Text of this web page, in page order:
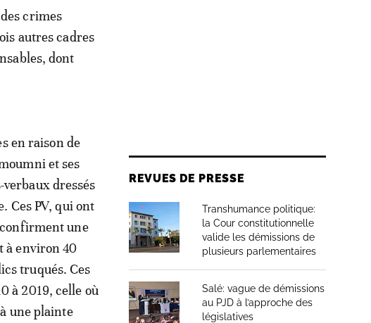
crimes
autres cadres
dont
en raison de
et ses
dressés
Ces PV, qui ont
une
à environ 40
truqués. Ces
à 2019, celle où
une plainte
REVUES DE PRESSE
Transhumance politique:
la Cour constitutionnelle
valide les démissions de
plusieurs parlementaires
Salé: vague de démissions
au PJD à l’approche des
législatives